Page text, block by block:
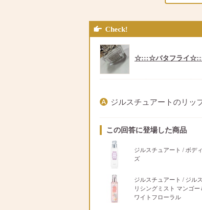
Check!
☆:::☆バタフライ
ジルスチュアートのリッ
この回答に登場した商品
ジルスチュアート / ボデ
ズ
ジルスチュアート / ジル
リシングミスト マンゴ
ワイトフローラル